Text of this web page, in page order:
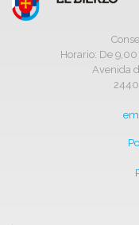
Horario: De
Avenida